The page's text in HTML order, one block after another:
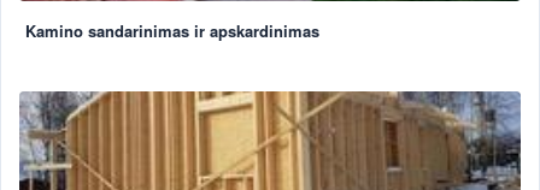
Kamino sandarinimas ir apskardinimas